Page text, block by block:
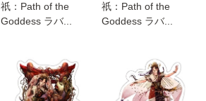
祇：Path of the
Goddess ラバ...
祇：Path of the
Goddess ラバ...